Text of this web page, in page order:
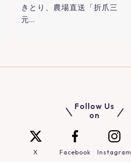
きとり、農場直送「折爪三
元…
Follow Us
on
X Facebook Instagram